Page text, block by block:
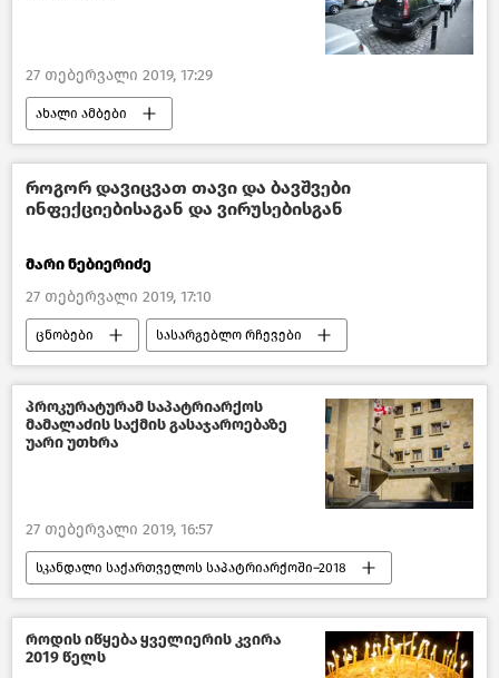
27 თებერვალი 2019, 17:29
ახალი ამბები
ტრანსპორტი საქართველოში
თბილისი დღეს საქართველო
როგორ დავიცვათ თავი და ბავშვები
ინფექციებისაგან და ვირუსებისგან
მარი ნებიერიძე
27 თებერვალი 2019, 17:10
ცნობები სასარგებლო რჩევები
წასაკითხი ამბები საქართველო
პროკურატურამ საპატრიარქოს
მამალაძის საქმის გასაჯაროებაზე
უარი უთხრა
27 თებერვალი 2019, 16:57
სკანდალი საქართველოს საპატრიარქოში–2018
საზოგადოება პოლიტიკა
შემთხვევები რელიგია
ახალი ამბები
როდის იწყება ყველიერის კვირა
2019 წელს